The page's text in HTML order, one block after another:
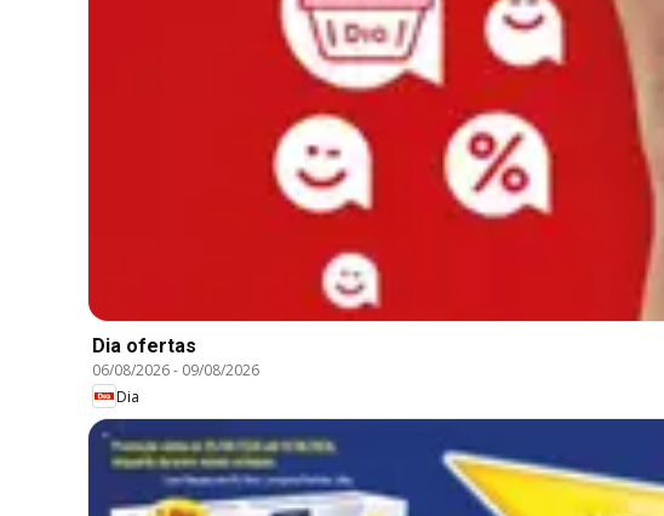
Dia ofertas
06/08/2026- 09/08/2026
Dia